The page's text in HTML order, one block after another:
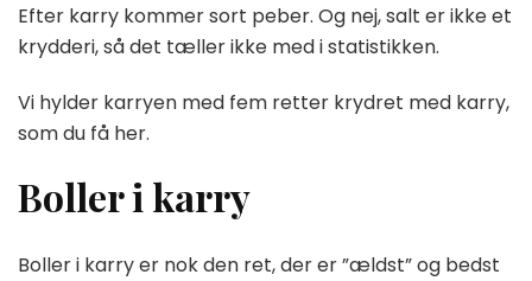
Efter karry kommer sort peber. Og nej, salt er ikke et
krydderi, så det tæller ikke med i statistikken.
Vi hylder karryen med fem retter krydret med karry,
som du få her.
Boller i karry
Boller i karry er nok den ret, der er ”ældst” og bedst